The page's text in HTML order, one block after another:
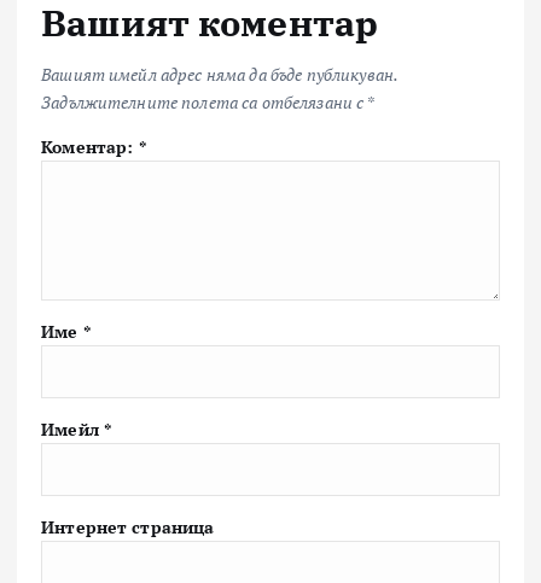
Вашият коментар
Вашият имейл адрес няма да бъде публикуван.
Задължителните полета са отбелязани с *
Коментар: *
Име *
Имейл *
Интернет страница